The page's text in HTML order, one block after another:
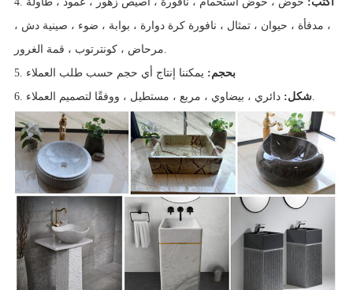
، مدفأة ، حيوان ، تمثال ، نافورة كرة دوارة ، بوابة ، ضوء ، صينية دش ،
مرحاض ، كونترتوب ، قمة الغرور.
5.
بحجم:يمكننا إنتاج أي حجم حسب طلب العملاء
6.
شكل:دائري ، بيضاوي ، مربع ، مستطيل ، ووفقًا لتصميم العملاء.